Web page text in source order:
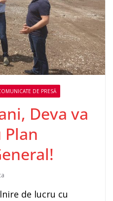
DE PRESĂ
Deva va
de lucru cu